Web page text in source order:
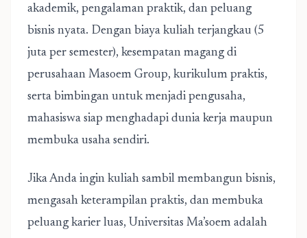
akademik, pengalaman praktik, dan peluang
bisnis nyata. Dengan biaya kuliah terjangkau (5
juta per semester), kesempatan magang di
perusahaan Masoem Group, kurikulum praktis,
serta bimbingan untuk menjadi pengusaha,
mahasiswa siap menghadapi dunia kerja maupun
membuka usaha sendiri.
Jika Anda ingin kuliah sambil membangun bisnis,
mengasah keterampilan praktis, dan membuka
peluang karier luas, Universitas Ma’soem adalah